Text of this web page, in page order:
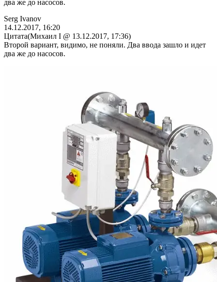
два же до насосов.
Serg Ivanov
14.12.2017, 16:20
Цитата(Михаил I @ 13.12.2017, 17:36)
Второй вариант, видимо, не поняли. Два ввода зашло и идет
два же до насосов.